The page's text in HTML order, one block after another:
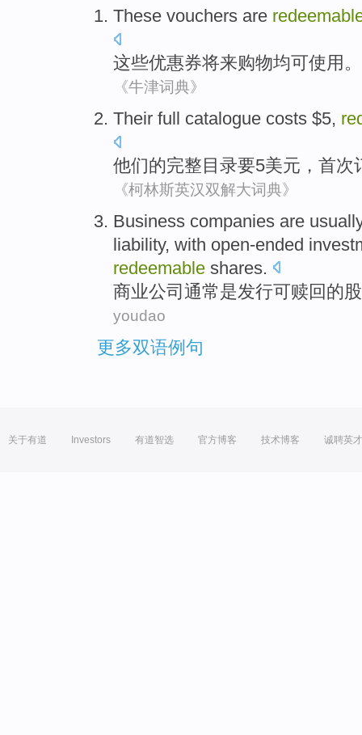
These vouchers are
这些优惠券将来购物均可使用。
《牛津词典》
Their full catalogue costs $5,
他们的完整目录要5美元， 首次
《柯林斯英汉双解大词典》
Business companies are
liability, with open-ended
redeemable shares.
商业公司 通常是发行可赎回 的
youdao
更多双语例句
关于有道 Investors 有道智选 官方博客 技术博客 诚聘英才